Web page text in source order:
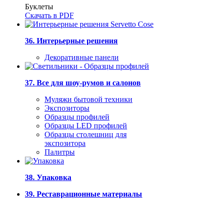
Буклеты
Скачать в PDF
36. Интерьерные решения
Декоративные панели
37. Все для шоу-румов и салонов
Муляжи бытовой техники
Экспозиторы
Образцы профилей
Образцы LED профилей
Образцы столешниц для
экспозитора
Палитры
38. Упаковка
39. Реставрационные материалы